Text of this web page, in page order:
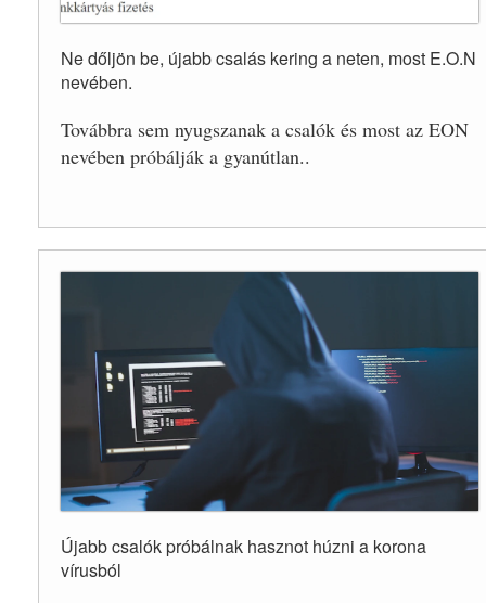
Ne dőljön be, újabb csalás kering a neten, most E.O.N
nevében.
Továbbra sem nyugszanak a csalók és most az EON
nevében próbálják a gyanútlan..
Újabb csalók próbálnak hasznot húzni a korona
vírusból